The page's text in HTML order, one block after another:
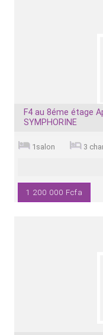
F4 au 8éme étage
SYMPHORINE
1salon 3
1 200 000 Fcfa